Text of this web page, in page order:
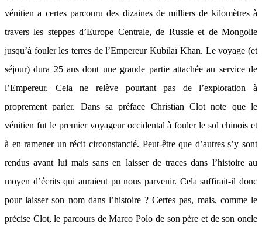
vénitien a certes parcouru des dizaines de milliers de kilomètres à
travers les steppes d’Europe Centrale, de Russie et de Mongolie
jusqu’à fouler les terres de l’Empereur Kubilaï Khan. Le voyage (et
séjour) dura 25 ans dont une grande partie attachée au service de
l’Empereur. Cela ne relève pourtant pas de l’exploration à
proprement parler. Dans sa préface Christian Clot note que le
vénitien fut le premier voyageur occidental à fouler le sol chinois et
à en ramener un récit circonstancié. Peut-être que d’autres s’y sont
rendus avant lui mais sans en laisser de traces dans l’histoire au
moyen d’écrits qui auraient pu nous parvenir. Cela suffirait-il donc
pour laisser son nom dans l’histoire ? Certes pas, mais, comme le
précise Clot, le parcours de Marco Polo de son père et de son oncle